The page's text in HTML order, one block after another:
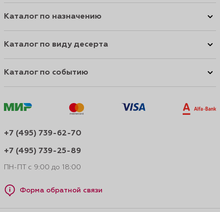
Каталог по назначению
Каталог по виду десерта
Каталог по событию
+7 (495) 739-62-70
+7 (495) 739-25-89
ПН-ПТ с 9:00 до 18:00
Форма обратной связи